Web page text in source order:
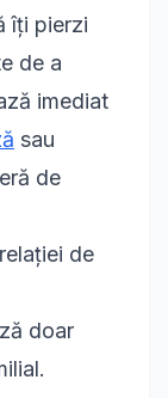
îți pierzi
de a
imediat
sau
de
de
doar